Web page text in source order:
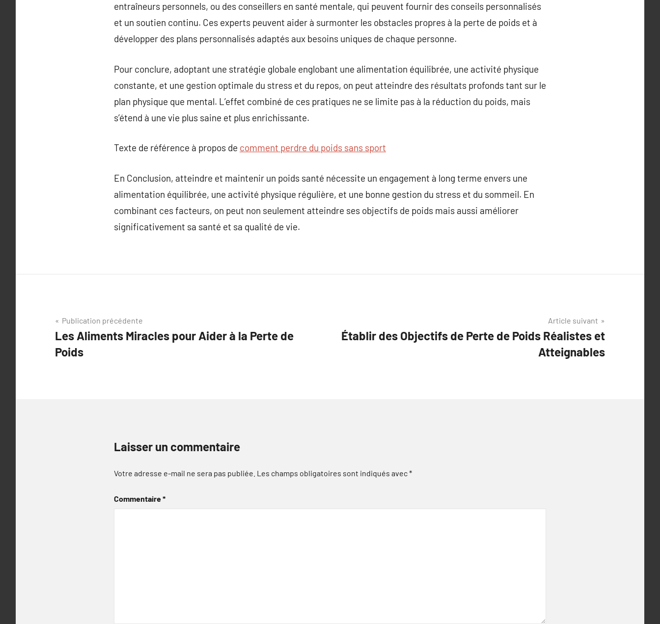
entraîneurs personnels, ou des conseillers en santé mentale, qui peuvent fournir des conseils personnalisés
et un soutien continu. Ces experts peuvent aider à surmonter les obstacles propres à la perte de poids et à
développer des plans personnalisés adaptés aux besoins uniques de chaque personne.
Pour conclure, adoptant une stratégie globale englobant une alimentation équilibrée, une activité physique
constante, et une gestion optimale du stress et du repos, on peut atteindre des résultats profonds tant sur le
plan physique que mental. L’effet combiné de ces pratiques ne se limite pas à la réduction du poids, mais
s’étend à une vie plus saine et plus enrichissante.
Texte de référence à propos de comment perdre du poids sans sport
En Conclusion, atteindre et maintenir un poids santé nécessite un engagement à long terme envers une
alimentation équilibrée, une activité physique régulière, et une bonne gestion du stress et du sommeil. En
combinant ces facteurs, on peut non seulement atteindre ses objectifs de poids mais aussi améliorer
significativement sa santé et sa qualité de vie.
Navigation
de
l’article
Publication précédente
Les Aliments Miracles pour Aider à la Perte de
Poids
Article suivant
Établir des Objectifs de Perte de Poids Réalistes et
Atteignables
Laisser un commentaire
Votre adresse e-mail ne sera pas publiée. Les champs obligatoires sont indiqués avec*
Commentaire*